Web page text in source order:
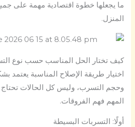
ما يجعلها خطوة اقتصادية مهمة على
المنزل.
كيف تختار الحل المناسب حسب نوع
اختيار طريقة الإصلاح المناسبة
وحجم التسرب، وليس كل الحالات
المهم فهم الفروقات.
أولًا: التسربات البسيطة